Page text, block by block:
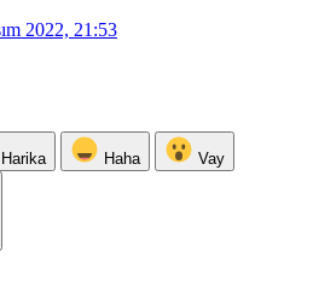
2022, 21:53
Harika Haha Vay